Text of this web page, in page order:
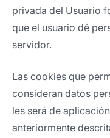
privada del Usuario
que el usuario dé
servidor.
Las cookies que
consideran datos
les será de
anteriormente